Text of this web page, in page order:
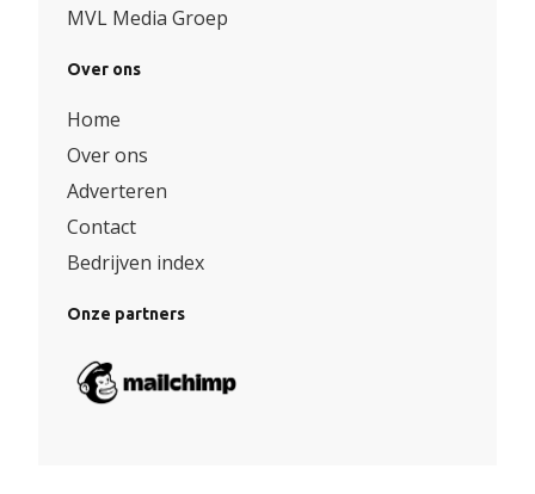
MVL Media Groep
Over ons
Home
Over ons
Adverteren
Contact
Bedrijven index
Onze partners